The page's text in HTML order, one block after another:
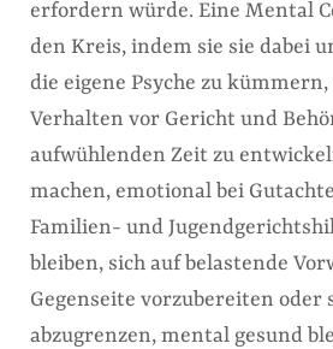
erfordern würde. Eine Mental
den Kreis, indem sie sie dabei
die eigene Psyche zu
Verhalten vor Gericht und
aufwühlenden Zeit zu
machen, emotional bei
Familien- und
bleiben, sich auf belastende
Gegenseite vorzubereiten oder
abzugrenzen, mental gesund